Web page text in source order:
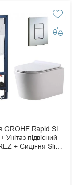
GROHE Rapid SL
Унітаз підвісний
+ Сидіння Slim
Cosmopolitan